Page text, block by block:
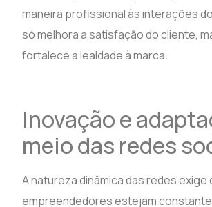
maneira profissional às interações
só melhora a satisfação do cliente,
fortalece a lealdade à marca.
Inovação e
meio das redes
A natureza dinâmica das redes exige
empreendedores estejam